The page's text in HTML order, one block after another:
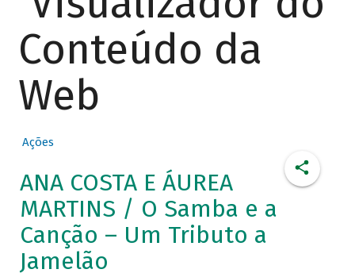
Conteúdo da
Web
Ações
ANA COSTA E ÁUREA
MARTINS / O Samba e a
Canção – Um Tributo a
Jamelão